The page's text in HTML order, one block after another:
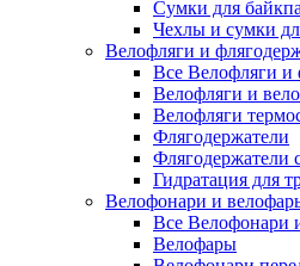
Сумки для
Чехлы и сумки
Велофляги и
Все Велофляги и
Велофляги и
Велофляги
Флягодержатели
Флягодержатели
Гидратация для
Велофонари и
Все Велофонари
Велофары